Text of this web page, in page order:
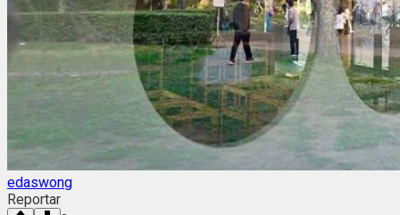
edaswong
Reportar